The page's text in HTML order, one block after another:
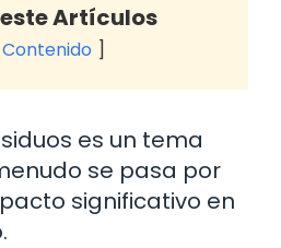
Artículos
es un tema
se pasa por
significativo en